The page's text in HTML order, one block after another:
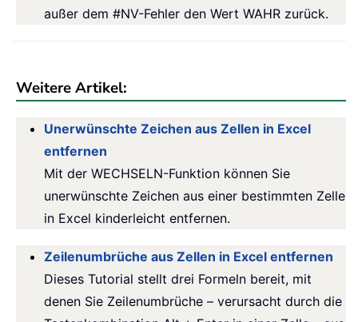
außer dem #NV-Fehler den Wert WAHR zurück.
Weitere Artikel:
Unerwünschte Zeichen aus Zellen in Excel
entfernen
Mit der WECHSELN-Funktion können Sie
unerwünschte Zeichen aus einer bestimmten Zelle
in Excel kinderleicht entfernen.
Zeilenumbrüche aus Zellen in Excel entfernen
Dieses Tutorial stellt drei Formeln bereit, mit
denen Sie Zeilenumbrüche – verursacht durch die